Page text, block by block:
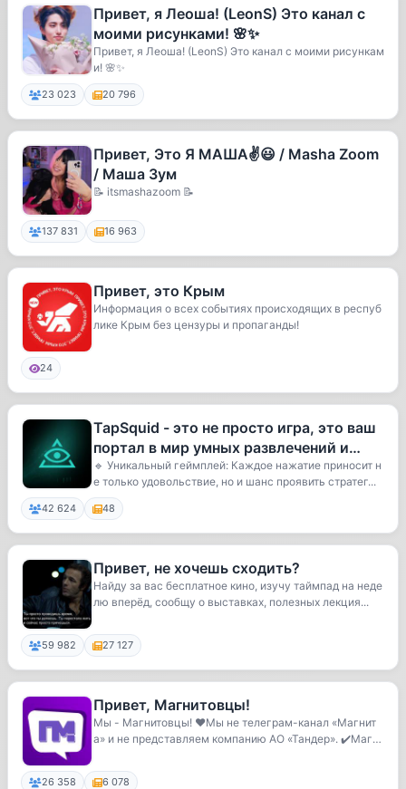
Привет, я Леоша! (LeonS) Это канал с
моими рисунками! 🌸✨
Привет, я Леоша! (LeonS) Это канал с моими рисункам
и! 🌸✨
23 023 20 796
Привет, Это Я МАША✌️😃 / Masha Zoom
/ Маша Зум
📝 itsmashazoom 📝
137 831 16 963
Привет, это Крым
Информация о всех событиях происходящих в респуб
лике Крым без цензуры и пропаганды!
24
TapSquid - это не просто игра, это ваш
портал в мир умных развлечений и
возможностей заработка!
🔹 Уникальный геймплей: Каждое нажатие приносит н
е только удовольствие, но и шанс проявить стратег...
42 624 48
Привет, не хочешь сходить?
Найду за вас бесплатное кино, изучу таймпад на неде
лю вперёд, сообщу о выставках, полезных лекция...
59 982 27 127
Привет, Магнитовцы!
Мы - Магнитовцы! ❤️Мы не телеграм-канал «Магнит
а» и не представляем компанию АО «Тандер». ✔️Магн
26 358 6 078